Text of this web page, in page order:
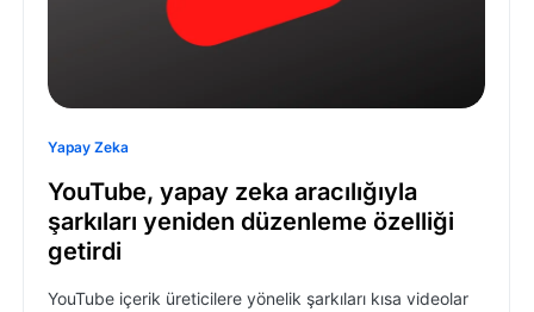
Yapay Zeka
YouTube, yapay zeka aracılığıyla
şarkıları yeniden düzenleme özelliği
getirdi
YouTube içerik üreticilere yönelik şarkıları kısa videolar